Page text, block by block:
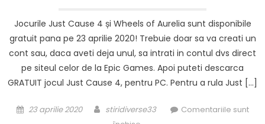
Jocurile Just Cause 4 și Wheels of Aurelia sunt disponibile
gratuit pana pe 23 aprilie 2020! Trebuie doar sa va creati un
cont sau, daca aveti deja unul, sa intrati in contul dvs direct
pe siteul celor de la Epic Games. Apoi puteti descarca
GRATUIT jocul Just Cause 4, pentru PC. Pentru a rula Just […]
Posted
23 aprilie 2020 Author
stiridiverse33
Comentariile sunt